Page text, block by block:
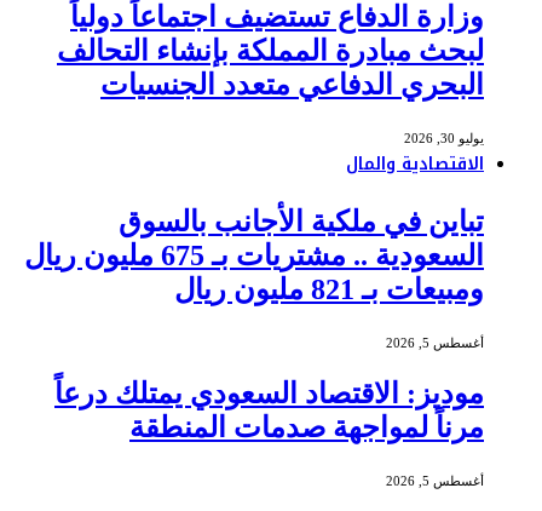
وزارة الدفاع تستضيف اجتماعاً دولياً
لبحث مبادرة المملكة بإنشاء التحالف
البحري الدفاعي متعدد الجنسيات
يوليو 30, 2026
الاقتصادية والمال
تباين في ملكية الأجانب بالسوق
السعودية .. مشتريات بـ 675 مليون ريال
ومبيعات بـ 821 مليون ريال
أغسطس 5, 2026
موديز: الاقتصاد السعودي يمتلك درعاً
مرناً لمواجهة صدمات المنطقة
أغسطس 5, 2026